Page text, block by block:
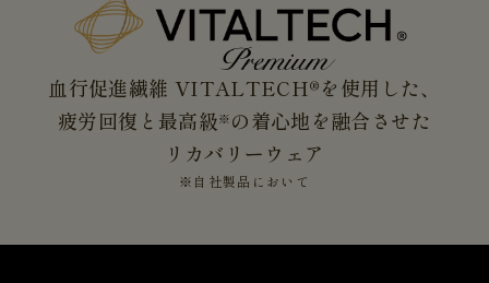
血行促進繊維 VITALTECH®を使用した、
疲労回復と最高級※ の着心地を融合させた
リカバリーウェア
※自社製品において